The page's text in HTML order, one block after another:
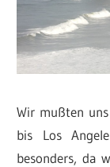
Wir mußten
bis Los
besonders, da